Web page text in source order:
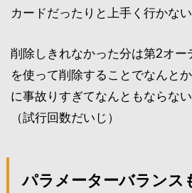
カードだったりと上手く行かな
削除しきれなかった分は第2オー
を使って削除することでなんと
に事故りすぎてなんともならな
（試行回数だいじ）
パラメーターバランス